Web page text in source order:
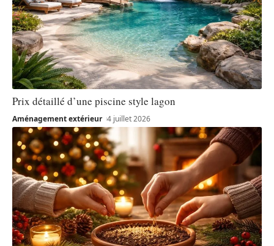
Prix détaillé d’une piscine style lagon
Aménagement extérieur 4 juillet 2026